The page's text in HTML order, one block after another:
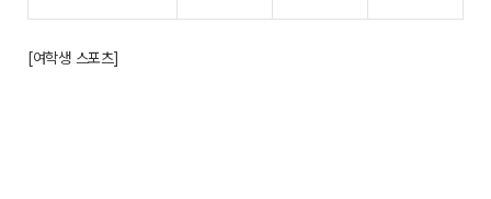
[여학생 스포츠]